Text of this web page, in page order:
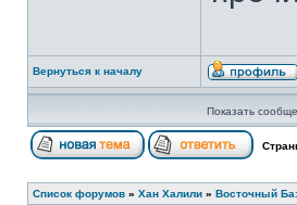
Вернуться к началу
Показать
Список форумов » Хан Халили » Восточный